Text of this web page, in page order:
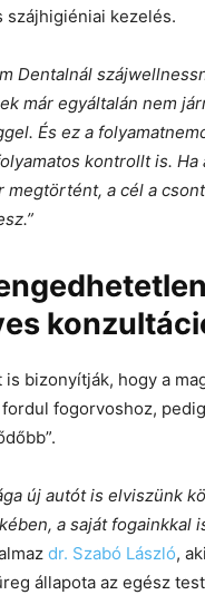
szájhigiéniai kezelés.
Dentalnál
már egyáltalán nem
És ez a
kontrollt is. Ha
megtörtént, a cél a
is bizonyítják, hogy a
fogorvoshoz,
új autót is elviszünk
a saját fogainkkal
dr. Szabó László,
állapota az egész